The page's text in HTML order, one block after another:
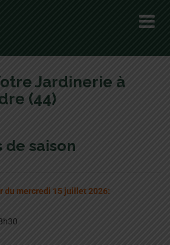
Jardinerie à
(44)
de saison
du mercredi 15 juillet 2026: